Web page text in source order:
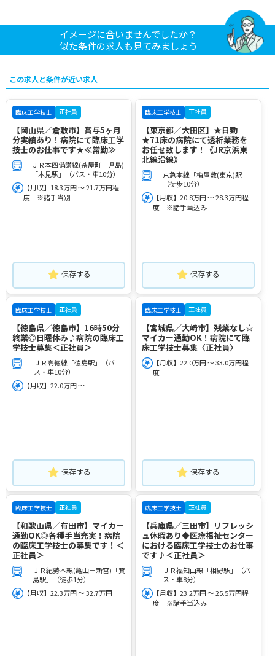
イメージに合いませんでしたか？
似た条件の求人も見てみましょう
この求人と条件が近い求人
臨床工学技士 正社員
【岡山県／倉敷市】賞与5ヶ月
分実績あり！病院にて臨床工学
技士のお仕事です★≪常勤≫
ＪＲ本四備讃線(茶屋町－児島)
「木見駅」（バス・車10分）
【月収】18.3万円 ～ 21.7万円程
度 ※諸手当別
保存する
臨床工学技士 正社員
【東京都／大田区】★日勤
★71床の病院にて透析業務を
お任せ致します！《JR京浜東
北線沿線》
京急本線「梅屋敷(東京)駅」
（徒歩10分）
【月収】20.8万円 ～ 28.3万円程
度 ※諸手当込み
保存する
臨床工学技士 正社員
【徳島県／徳島市】16時50分
終業◎日曜休み♪病院の臨床工
学技士募集＜正社員＞
ＪＲ高徳線「徳島駅」（バ
ス・車10分）
【月収】22.0万円 ～
保存する
臨床工学技士 正社員
【宮城県／大崎市】残業なし☆
マイカー通勤OK！病院にて臨
床工学技士募集〈正社員〉
【月収】22.0万円 ～ 33.0万円程
度
保存する
臨床工学技士 正社員
【和歌山県／有田市】マイカー
通勤OK◎各種手当充実！病院
の臨床工学技士の募集です！＜
正社員＞
ＪＲ紀勢本線(亀山－新宮)「箕
島駅」（徒歩1分）
【月収】22.3万円 ～ 32.7万円
臨床工学技士 正社員
【兵庫県／三田市】リフレッシ
ュ休暇あり◆医療福祉センター
における臨床工学技士のお仕事
です♪＜正社員＞
ＪＲ福知山線「相野駅」（バ
ス・車8分）
【月収】23.2万円 ～ 25.5万円程
度 ※諸手当込み